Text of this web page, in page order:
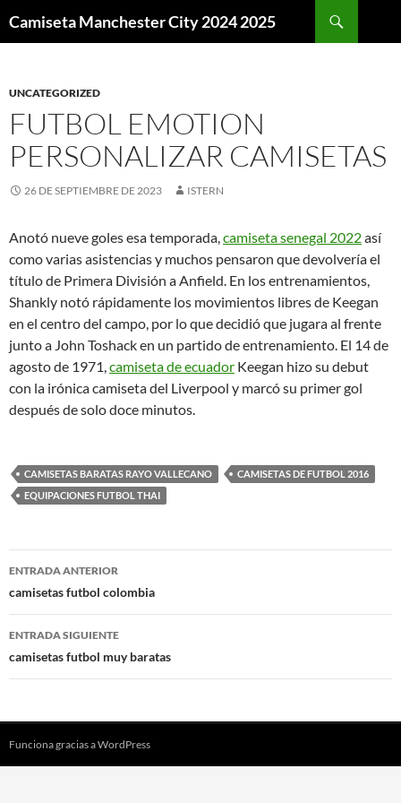
Camiseta Manchester City 2024 2025
UNCATEGORIZED
FUTBOL EMOTION
PERSONALIZAR CAMISETAS
26 DE SEPTIEMBRE DE 2023 ISTERN
Anotó nueve goles esa temporada,camiseta senegal 2022así
como varias asistencias y muchos pensaron que devolvería el
título de Primera División a Anfield. En los entrenamientos,
Shankly notó rápidamente los movimientos libres de Keegan
en el centro del campo, por lo que decidió que jugara al frente
junto a John Toshack en un partido de entrenamiento. El 14 de
agosto de 1971,camiseta de ecuador Keegan hizo su debut
con la irónica camiseta del Liverpool y marcó su primer gol
después de solo doce minutos.
CAMISETAS BARATAS RAYO VALLECANO
CAMISETAS DE FUTBOL 2016
EQUIPACIONES FUTBOL THAI
Navegación
de
entradas
ENTRADA ANTERIOR
camisetas futbol colombia
ENTRADA SIGUIENTE
camisetas futbol muy baratas
Funciona gracias a WordPress